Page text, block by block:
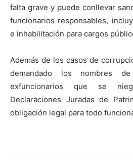
falta grave y puede conllevar
funcionarios responsables,
e inhabilitación para cargos
Además de los casos de
demandado los nombres
exfuncionarios que se
Declaraciones Juradas de
obligación legal para todo